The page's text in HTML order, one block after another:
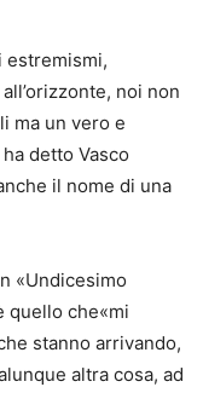
estremismi,
noi non
ma un vero e
detto Vasco
il nome di una
«Undicesimo
quello che«mi
stanno arrivando,
altra cosa, ad